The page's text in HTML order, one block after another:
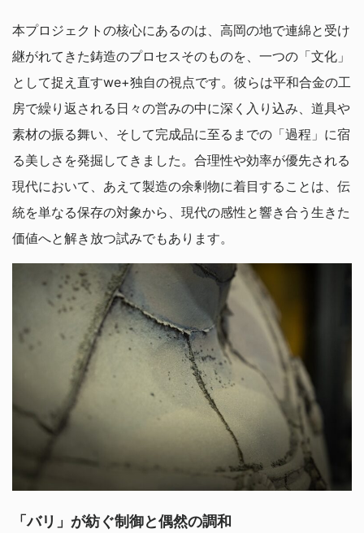
本プロジェクトの核心にあるのは、高岡の地で連綿と受け
継がれてきた鋳造のプロセスそのものを、一つの「文化」
として捉え直すwe+独自の視点です。彼らは平和合金の工
房で繰り返される日々の営みの中に深く入り込み、道具や
素材の振る舞い、そして完成品に至るまでの「過程」に宿
る美しさを発掘してきました。合理性や効率が優先される
現代において、あえて製造の余剰物に着目することは、伝
統を単なる保存の対象から、現代の感性と響き合う生きた
価値へと解き放つ試みでもあります。
「バリ」が紡ぐ制御と偶然の調和